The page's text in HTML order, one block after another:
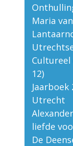
Maria
12)
Utrecht
liefde
De